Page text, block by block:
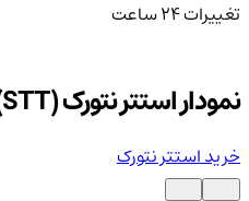
تغییرات ۲۴ ساعت
نمودار استتر نتورک (STT)
خرید استتر نتورک